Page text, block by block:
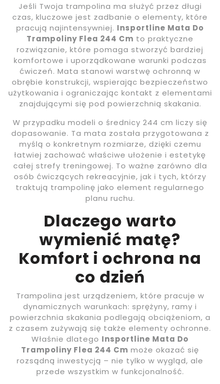
Jeśli Twoja trampolina ma służyć przez długi
czas, kluczowe jest zadbanie o elementy, które
pracują najintensywniej. Insportline Mata Do
Trampoliny Flea 244 Cm to praktyczne
rozwiązanie, które pomaga stworzyć bardziej
komfortowe i uporządkowane warunki podczas
ćwiczeń. Mata stanowi warstwę ochronną w
obrębie konstrukcji, wspierając bezpieczeństwo
użytkowania i ograniczając kontakt z elementami
znajdującymi się pod powierzchnią skakania.
W przypadku modeli o średnicy 244 cm liczy się
dopasowanie. Ta mata została przygotowana z
myślą o konkretnym rozmiarze, dzięki czemu
łatwiej zachować właściwe ułożenie i estetykę
całej strefy treningowej. To ważne zarówno dla
osób ćwiczących rekreacyjnie, jak i tych, którzy
traktują trampolinę jako element regularnego
planu ruchu.
Dlaczego warto
wymienić matę?
Komfort i ochrona na
co dzień
Trampolina jest urządzeniem, które pracuje w
dynamicznych warunkach: sprężyny, ramy i
powierzchnia skakania podlegają obciążeniom, a
z czasem zużywają się także elementy ochronne.
Właśnie dlatego Insportline Mata Do
Trampoliny Flea 244 Cm może okazać się
rozsądną inwestycją – nie tylko w wygląd, ale
przede wszystkim w funkcjonalność.